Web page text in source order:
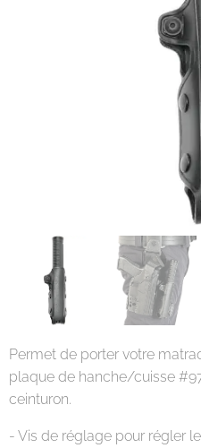
Permet de porter votre
plaque de hanche/cuisse
ceinturon.
- Vis de réglage pour régler